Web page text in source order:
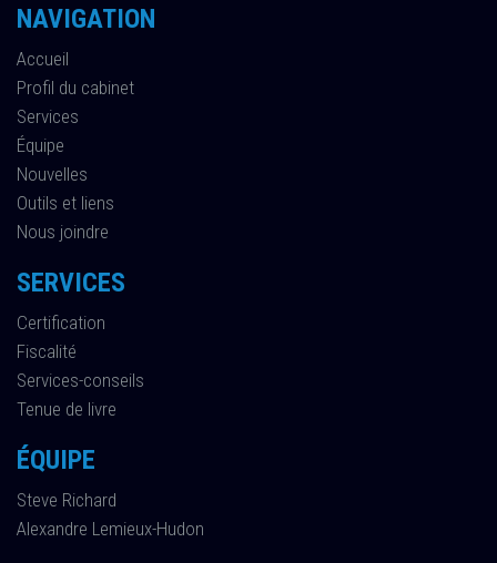
NAVIGATION
Accueil
Profil du cabinet
Services
Équipe
Nouvelles
Outils et liens
Nous joindre
SERVICES
Certification
Fiscalité
Services-conseils
Tenue de livre
ÉQUIPE
Steve Richard
Alexandre Lemieux-Hudon